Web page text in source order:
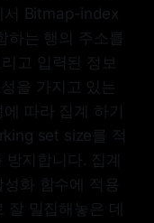
서 Bitmap-index
하는 행의 주소를
고 입력된 정보
을 가지고 있는
따라 집계 하기
set size를 적
지합니다. 집계
화 함수에 적용
밀집해놓은 데